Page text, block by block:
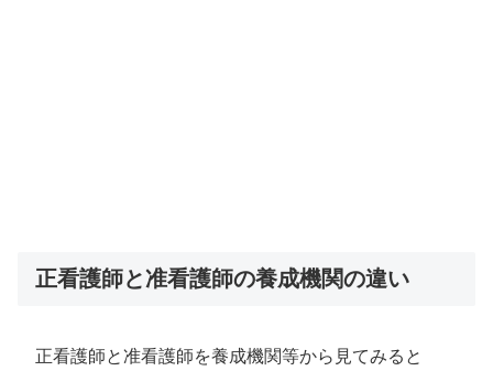
正看護師と准看護師の養成機関の違い
正看護師と准看護師を養成機関等から見てみると